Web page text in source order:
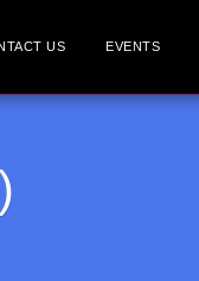
US EVENTS